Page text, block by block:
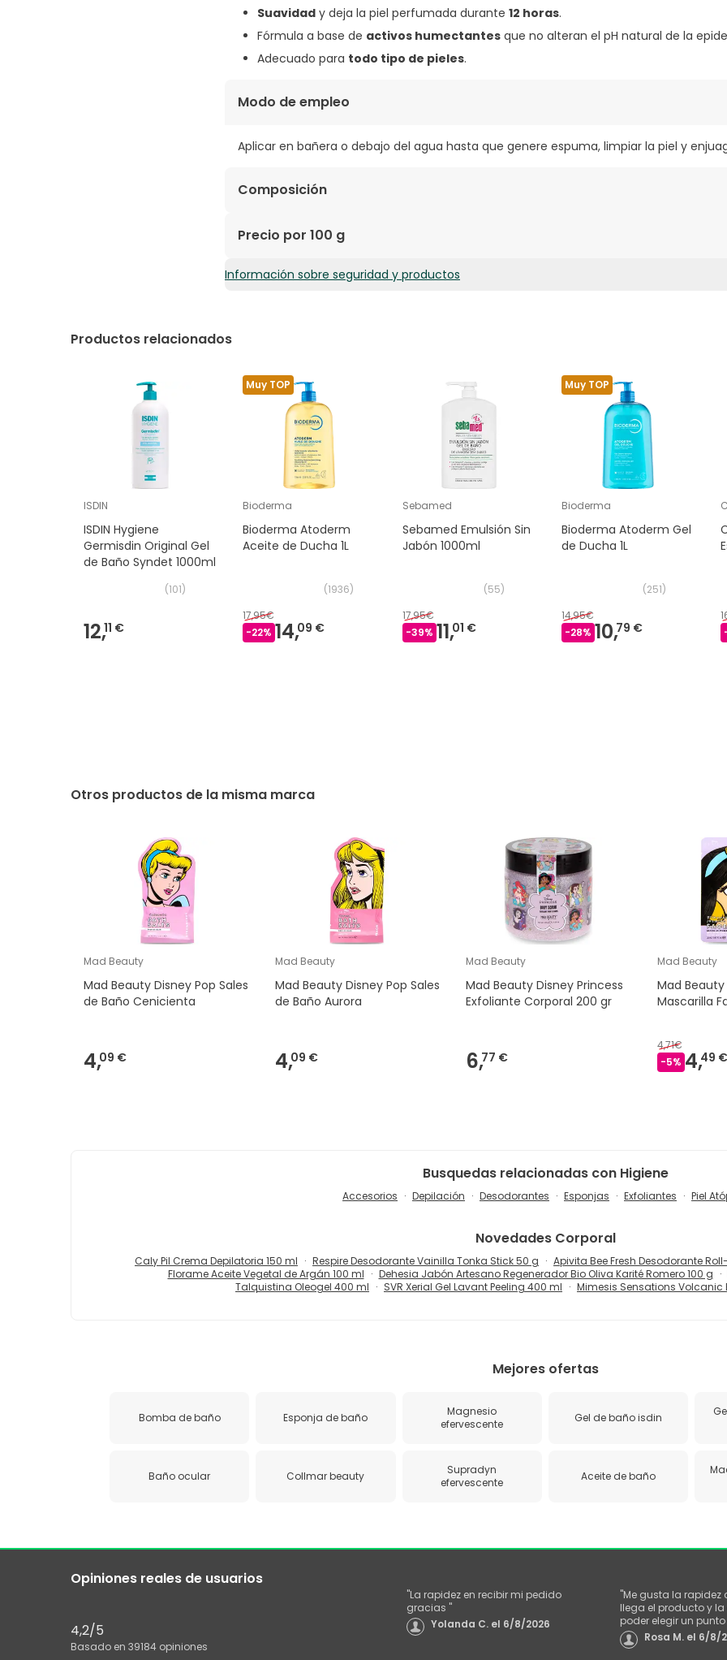
Suavidad y deja la piel perfumada durante 12 horas.
Fórmula a base de activos humectantes que no alteran el pH natural de la
Adecuado para todo tipo de pieles.
Modo de empleo
Aplicar en bañera o debajo del agua hasta que genere espuma, limpiar la piel y
Composición
SODIUM BICARBONATE, CITRIC ACID, SODIUM SULFATE, MICA, GLYCERIN,
Precio por 100 g
3,71€ / 100 g
Información sobre seguridad y productos
Productos relacionados
ISDIN
ISDIN Hygiene
Germisdin Original Gel
de Baño Syndet 1000ml
(101)
12,11 €
Muy TOP
Bioderma
Bioderma Atoderm
Aceite de Ducha 1L
(1936)
17,95€
-22% 14,09 €
Sebamed
Sebamed Emulsión Sin
Jabón 1000ml
(55)
17,95€
-39% 11,01 €
Muy TOP
Bioderma
Bioderma Atoderm Gel
de Ducha 1L
(251)
14,95€
-28% 10,79 €
Otros productos de la misma marca
Mad Beauty
Mad Beauty Disney Pop Sales
de Baño Cenicienta
4,09 €
Mad Beauty
Mad Beauty Disney Pop Sales
de Baño Aurora
4,09 €
Mad Beauty
Mad Beauty Disney Princess
Exfoliante Corporal 200 gr
6,77 €
Mad Beauty
Mad Beauty
Mascarilla
4,71€
-5% 4,49 €
Busquedas relacionadas con Higiene
Accesorios Depilación Desodorantes Esponjas Exfoliantes Piel
Novedades Corporal
Caly Pil Crema Depilatoria 150 ml Respire Desodorante Vainilla Tonka Stick 50 g Apivita Bee Fresh Desodorante
Florame Aceite Vegetal de Argán 100 ml
Dehesia Jabón Artesano Regenerador Bio Oliva Karité Romero 100 g
Talquistina Oleogel 400 ml
SVR Xerial Gel Lavant Peeling 400 ml Mimesis Sensations Volcanic
Mejores ofertas
Bomba de baño Esponja de baño
Magnesio
efervescente
Gel de baño isdin
Baño ocular Collmar beauty
Supradyn
efervescente
Aceite de baño
Opiniones reales de usuarios
4,2/5
Basado en 39184 opiniones
"La rapidez en recibir mi pedido
gracias "
Yolanda C. el 6/8/2026
"Me gusta la rapidez
llega el producto y
poder elegir un
Rosa M. el 6/8/